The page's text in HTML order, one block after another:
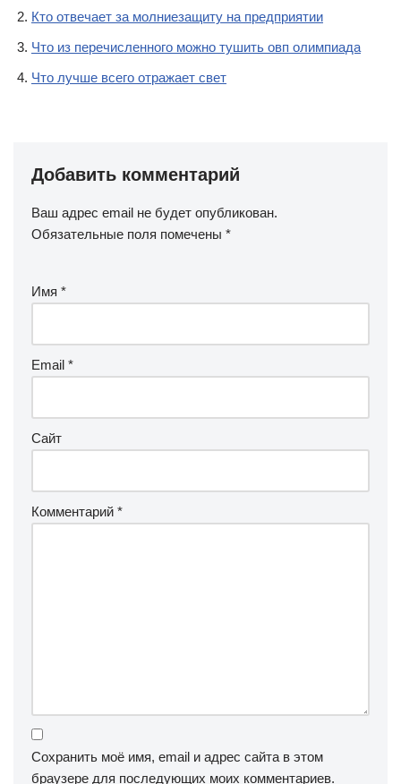
Кто отвечает за молниезащиту на предприятии
Что из перечисленного можно тушить овп олимпиада
Что лучше всего отражает свет
Добавить комментарий
Ваш адрес email не будет опубликован.
Обязательные поля помечены *
Имя *
Email *
Сайт
Комментарий *
Сохранить моё имя, email и адрес сайта в этом
браузере для последующих моих комментариев.